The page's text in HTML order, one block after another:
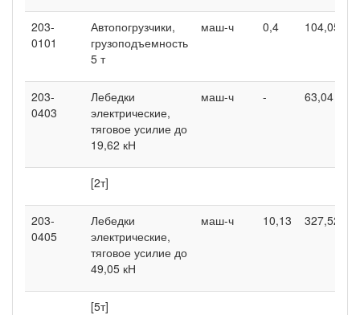
203-
0101
Автопогрузчики,
грузоподъемность
5 т
маш-ч 0,4 104,05
203-
0403
Лебедки
электрические,
тяговое усилие до
19,62 кН
маш-ч - 63,04
[2т]
203-
0405
Лебедки
электрические,
тяговое усилие до
49,05 кН
маш-ч 10,13 327,52
[5т]